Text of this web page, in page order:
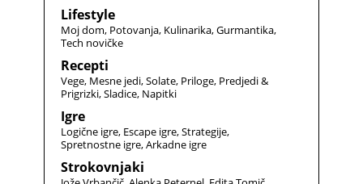
Lifestyle
Moj dom Potovanja Kulinarika Gurmantika
Tech novičke
Recepti
Vege Mesne jedi Solate Priloge Predjedi &
Prigrizki Sladice Napitki
Igre
Logične igre Escape igre Strategije
Spretnostne igre Arkadne igre
Strokovnjaki